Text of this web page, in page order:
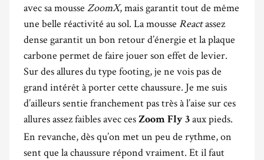
avec sa mousse ZoomX, mais garantit tout de même
une belle réactivité au sol. La mousse Reactassez
dense garantit un bon retour d’énergie et la plaque
carbone permet de faire jouer son effet de levier.
Sur des allures du type footing, je ne vois pas de
grand intérêt à porter cette chaussure. Je me suis
d’ailleurs sentie franchement pas très à l’aise sur ces
allures assez faibles avec ces Zoom Fly 3 aux pieds.
En revanche, dès qu’on met un peu de rythme, on
sent que la chaussure répond vraiment. Et il faut